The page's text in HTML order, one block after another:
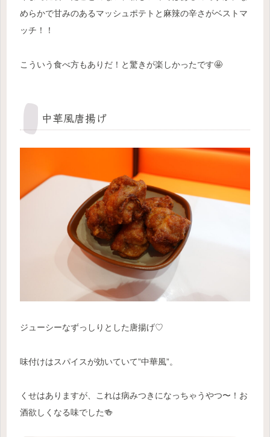
めらかで甘みのあるマッシュポテトと麻辣の辛さがベストマ
ッチ！！
こういう食べ方もありだ！と驚きが楽しかったです🤩
中華風唐揚げ
ジューシーなずっしりとした唐揚げ♡
味付けはスパイスが効いていて”中華風”。
くせはありますが、これは病みつきになっちゃうやつ〜！お
酒欲しくなる味でした🍻